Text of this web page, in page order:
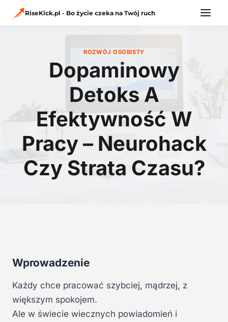
RiseKick.pl - Bo życie czeka na Twój ruch
ROZWÓJ OSOBISTY
Dopaminowy
Detoks A
Efektywność W
Pracy – Neurohack
Czy Strata Czasu?
Wprowadzenie
Każdy chce pracować szybciej, mądrzej, z
większym spokojem.
Ale w świecie wiecznych powiadomień i